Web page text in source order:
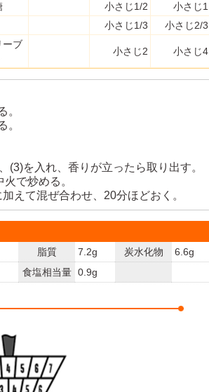
小さじ1/2
小さじ1
小さじ1/3
小さじ2/3
ーブ
小さじ2 小さじ4
。
。
(3)を入れ、香りが立ったら取り出す。
で炒める。
えて混ぜ合わせ、20分ほどおく。
脂質 7.2g 炭水化物
6.6g
食塩相当量 0.9g